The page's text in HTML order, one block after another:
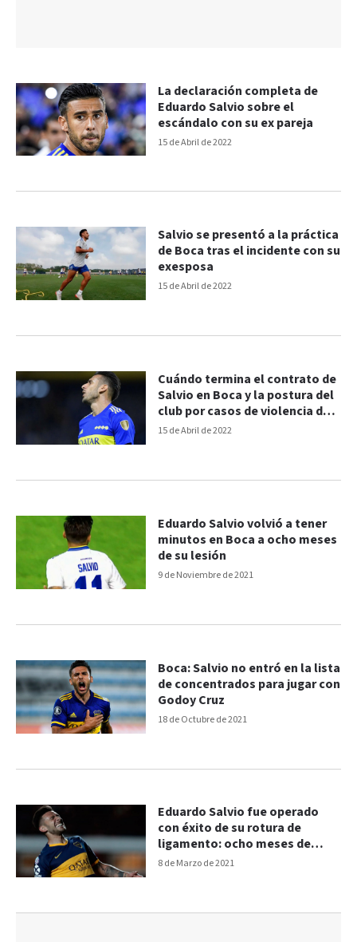
15 de Abril de 2022
La declaración completa de
Eduardo Salvio sobre el
escándalo con su ex pareja
15 de Abril de 2022
Salvio se presentó a la práctica
de Boca tras el incidente con su
exesposa
15 de Abril de 2022
Cuándo termina el contrato de
Salvio en Boca y la postura del
club por casos de violencia de
género
9 de Noviembre de 2021
Eduardo Salvio volvió a tener
minutos en Boca a ocho meses
de su lesión
18 de Octubre de 2021
Boca: Salvio no entró en la lista
de concentrados para jugar con
Godoy Cruz
8 de Marzo de 2021
Eduardo Salvio fue operado
con éxito de su rotura de
ligamento: ocho meses de
recuperación